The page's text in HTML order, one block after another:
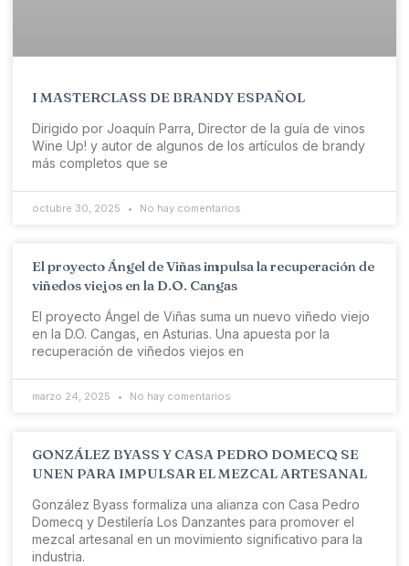
I MASTERCLASS DE BRANDY ESPAÑOL
Dirigido por Joaquín Parra, Director de la guía de vinos
Wine Up! y autor de algunos de los artículos de brandy
más completos que se
octubre 30, 2025 No hay comentarios
El proyecto Ángel de Viñas impulsa la recuperación de
viñedos viejos en la D.O. Cangas
El proyecto Ángel de Viñas suma un nuevo viñedo viejo
en la D.O. Cangas, en Asturias. Una apuesta por la
recuperación de viñedos viejos en
marzo 24, 2025 No hay comentarios
GONZÁLEZ BYASS Y CASA PEDRO DOMECQ SE
UNEN PARA IMPULSAR EL MEZCAL ARTESANAL
González Byass formaliza una alianza con Casa Pedro
Domecq y Destilería Los Danzantes para promover el
mezcal artesanal en un movimiento significativo para la
industria.